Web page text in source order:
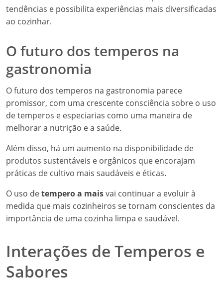
tendências e possibilita experiências mais diversificadas
ao cozinhar.
O futuro dos temperos na
gastronomia
O futuro dos temperos na gastronomia parece
promissor, com uma crescente consciência sobre o uso
de temperos e especiarias como uma maneira de
melhorar a nutrição e a saúde.
Além disso, há um aumento na disponibilidade de
produtos sustentáveis e orgânicos que encorajam
práticas de cultivo mais saudáveis e éticas.
O uso detempero a maisvai continuar a evoluir à
medida que mais cozinheiros se tornam conscientes da
importância de uma cozinha limpa e saudável.
Interações de Temperos e
Sabores